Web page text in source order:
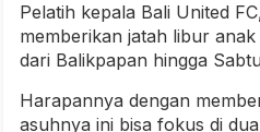
Pelatih kepala Bali United
memberikan jatah libur
dari Balikpapan hingga
Harapannya dengan
asuhnya ini bisa fokus di